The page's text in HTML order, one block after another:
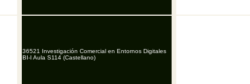
36521 Investigación Comercial en Entornos Digitales
BI-I Aula S114 (Castellano)